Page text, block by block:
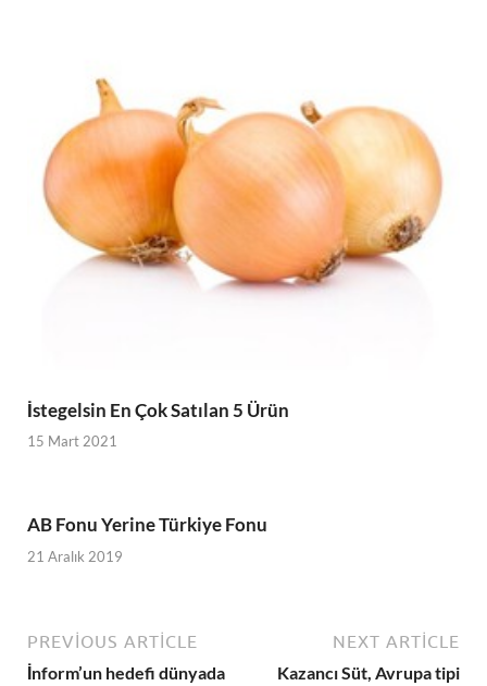
İstegelsin En Çok Satılan 5 Ürün
15 Mart 2021
AB Fonu Yerine Türkiye Fonu
21 Aralık 2019
PREVIOUS ARTICLE
İnform’un hedefi dünyada
NEXT ARTICLE
Kazancı Süt, Avrupa tipi